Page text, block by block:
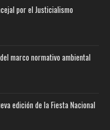
por el Justicialismo
marco normativo ambiental
edición de la Fiesta Nacional